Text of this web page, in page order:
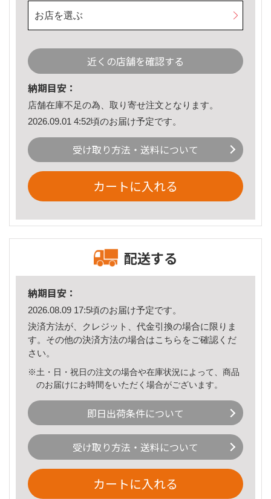
お店を選ぶ
近くの店舗を確認する
納期目安：
店舗在庫不足の為、取り寄せ注文となります。
2026.09.01 4:52頃のお届け予定です。
受け取り方法・送料について
カートに入れる
配送する
納期目安：
2026.08.09 17:5頃のお届け予定です。
決済方法が、クレジット、代金引換の場合に限りま
す。その他の決済方法の場合はこちら をご確認くだ
さい。
※土・日・祝日の注文の場合や在庫状況によって、商品
のお届けにお時間をいただく場合がございます。
即日出荷条件について
受け取り方法・送料について
カートに入れる